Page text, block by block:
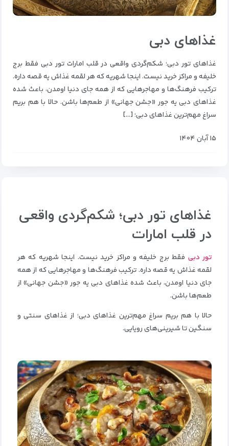
غذاهای دبی
غذاهای تور دبی؛ شکم‌گردی واقعی در قلب امارات تور دبی فقط برج
خلیفه و مراکز خرید نیست. اینجا شهریه که هر لقمه غذاش یه قصه داره.
ترکیب فرهنگ‌ها و مهاجرهایی که از همه جای دنیا اومدن، باعث شده
غذاهای دبی یه جور «جشن جهانی» از طعم‌ها باشن. حالا با هم بریم
سراغ مهم‌ترین غذاهای دبی؛ […]
۱۵ آبان ۱۴۰۴
غذاهای تور دبی؛ شکم‌گردی واقعی
در قلب امارات
تور دبی فقط برج خلیفه و مراکز خرید نیست. اینجا شهریه که هر
لقمه غذاش یه قصه داره. ترکیب فرهنگ‌ها و مهاجرهایی که از همه
جای دنیا اومدن، باعث شده غذاهای دبی یه جور «جشن جهانی» از
طعم‌ها باشن.
حالا با هم بریم سراغ مهم‌ترین غذاهای دبی؛ از غذاهای سنتی و
سنگین تا شیرینی‌های رویایی.